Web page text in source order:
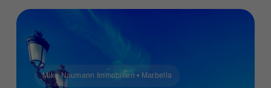
Mike Naumann Immobilien • Marbella